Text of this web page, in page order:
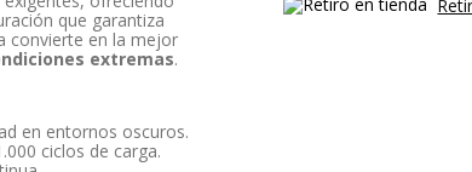
que garantiza
convierte en la mejor
extremas.
en entornos oscuros.
ciclos de carga.